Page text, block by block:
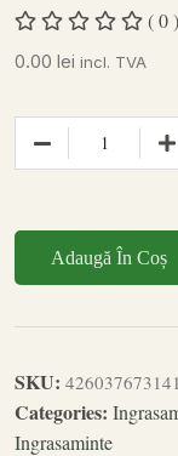
( 0 )
0.00 lei incl. TVA
Adaugă În Coș
SKU:
Categories:
Ingrasaminte